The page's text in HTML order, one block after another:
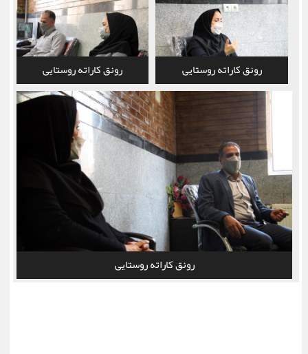
رونق کاراته روستایی رونق کاراته روستایی
رونق کاراته روستایی